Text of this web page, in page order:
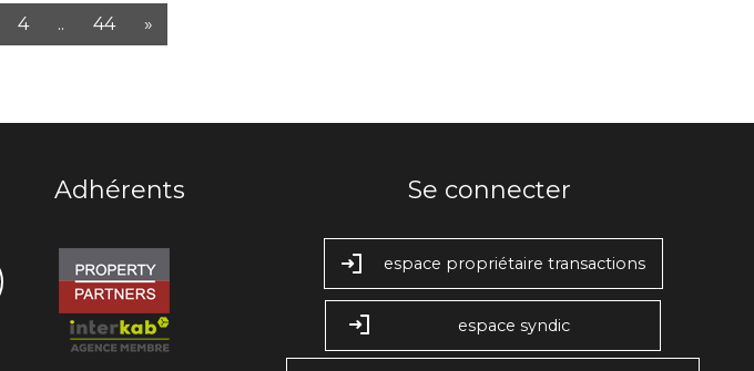
4 .. 44 »
Adhérents Se connecter
espace propriétaire transactions
espace syndic